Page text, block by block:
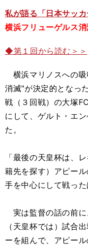
私が語る「日本サッ
横浜フリューゲルス
◆第１回から読む＞＞
横浜マリノスへの吸
消滅"が決定的となっ
戦（３回戦）の大塚
にして、ゲルト・エ
た。
「最後の天皇杯は、
籍先を探す）アピー
手を中心にして戦った
実は監督の話の前に
（天皇杯では）試合
ーを組んで、アピー